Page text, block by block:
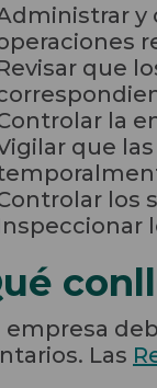
y
que
la
que
los
empresa
Las